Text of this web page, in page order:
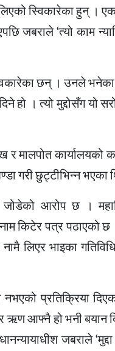
स्विकारेका हुन् ।
जबराले ‘त्यो काम
छन् । उनले
। त्यो मुद्दोसँग यो
कार्यालयको
गरी छुट्टीभिन्न भएका
जोडेको आरोप छ ।
किटेर पत्र पठाएको छ
लिएर भाइका
प्रतिक्रिया
ऋण आफ्नै हो भनी बयान
जबराले